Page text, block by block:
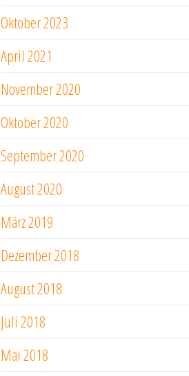
Oktober 2023
April 2021
November 2020
Oktober 2020
September 2020
August 2020
März 2019
Dezember 2018
August 2018
Juli 2018
Mai 2018